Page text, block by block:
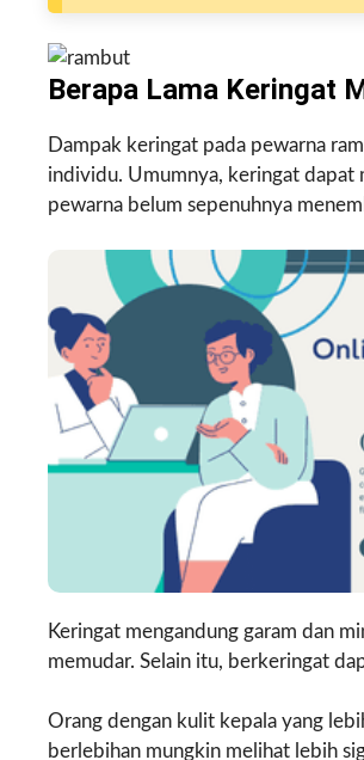
Berapa Lama Keringat
Dampak keringat pada pewarna
individu. Umumnya, keringat dapat
pewarna belum sepenuhnya
Keringat mengandung garam dan
memudar. Selain itu, berkeringat
Orang dengan kulit kepala yang
berlebihan mungkin melihat lebih